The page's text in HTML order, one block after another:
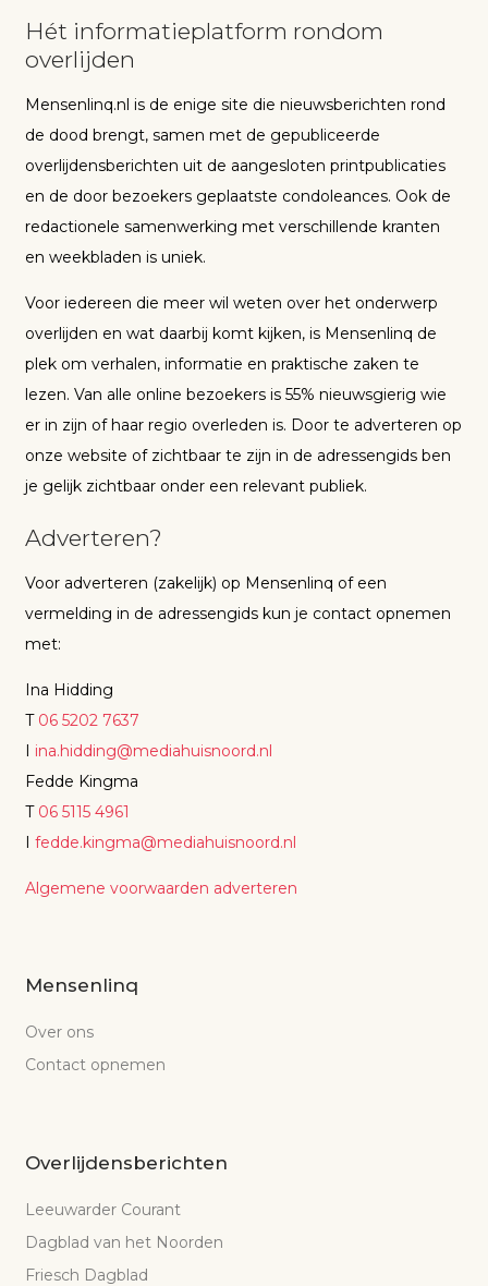
Hét informatieplatform rondom
overlijden
Mensenlinq.nl is de enige site die nieuwsberichten rond
de dood brengt, samen met de gepubliceerde
overlijdensberichten uit de aangesloten printpublicaties
en de door bezoekers geplaatste condoleances. Ook de
redactionele samenwerking met verschillende kranten
en weekbladen is uniek.
Voor iedereen die meer wil weten over het onderwerp
overlijden en wat daarbij komt kijken, is Mensenlinq de
plek om verhalen, informatie en praktische zaken te
lezen. Van alle online bezoekers is 55% nieuwsgierig wie
er in zijn of haar regio overleden is. Door te adverteren op
onze website of zichtbaar te zijn in de adressengids ben
je gelijk zichtbaar onder een relevant publiek.
Adverteren?
Voor adverteren (zakelijk) op Mensenlinq of een
vermelding in de adressengids kun je contact opnemen
met:
Ina Hidding
T 06 5202 7637
I ina.hidding@mediahuisnoord.nl
Fedde Kingma
T 06 5115 4961
I fedde.kingma@mediahuisnoord.nl
Algemene voorwaarden adverteren
Mensenlinq
Over ons
Contact opnemen
Overlijdensberichten
Leeuwarder Courant
Dagblad van het Noorden
Friesch Dagblad